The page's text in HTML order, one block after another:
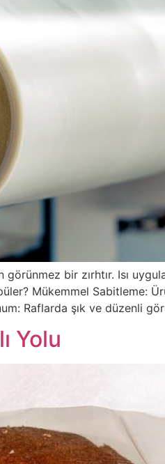
bir zırhtır. Isı
Mükemmel Sabitleme:
Raflarda şık ve düzenli
Yolu